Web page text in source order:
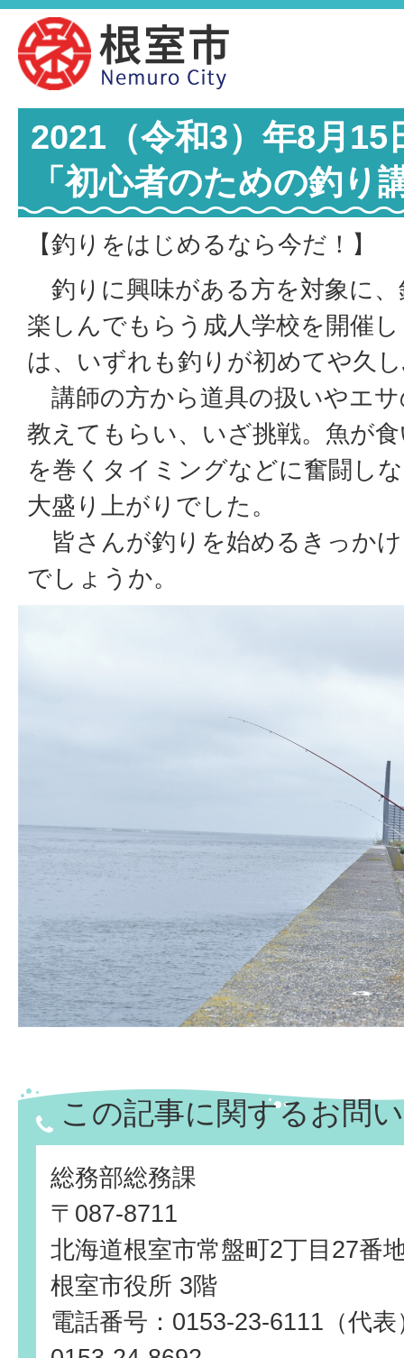
2021（令和3）年8月
「初心者のための釣り
【釣りをはじめるなら今だ！】
釣りに興味がある方を対象に
楽しんでもらう成人学校を開催
は、いずれも釣りが初めてや久
講師の方から道具の扱いやエ
教えてもらい、いざ挑戦。魚が
を巻くタイミングなどに奮闘し
大盛り上がりでした。
皆さんが釣りを始めるきっか
でしょうか。
この記事に関するお問
総務部総務課
〒087-8711
北海道根室市常盤町2丁目27番
根室市役所 3階
電話番号：0153-23-6111（代